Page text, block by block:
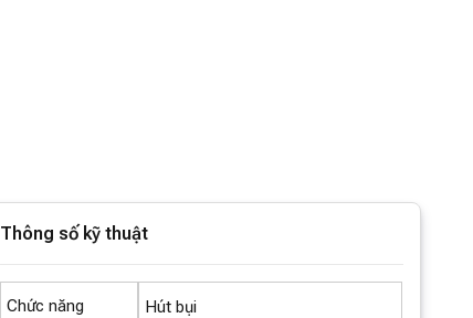
Thông số kỹ thuật
Chức năng Hút bụi